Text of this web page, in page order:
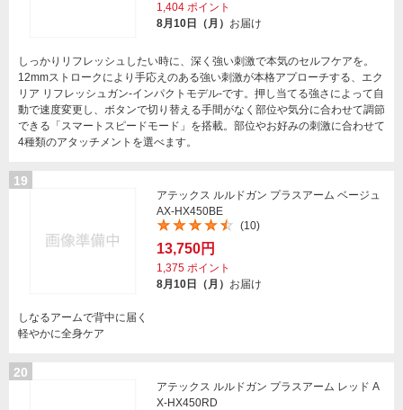
1,404 ポイント
8月10日（月） お届け
しっかりリフレッシュしたい時に、深く強い刺激で本気のセルフケアを。
12mmストロークにより手応えのある強い刺激が本格アプローチする、エク
リア リフレッシュガン-インパクトモデル-です。押し当てる強さによって自
動で速度変更し、ボタンで切り替える手間がなく部位や気分に合わせて調節
できる「スマートスピードモード」を搭載。部位やお好みの刺激に合わせて
4種類のアタッチメントを選べます。
19
アテックス ルルドガン プラスアーム ベージュ
AX-HX450BE
(10)
13,750円
1,375 ポイント
8月10日（月） お届け
しなるアームで背中に届く
軽やかに全身ケア
20
アテックス ルルドガン プラスアーム レッド A
X-HX450RD